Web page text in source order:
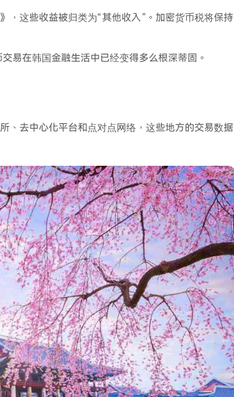
，这些收益被归类为“其他收入”。加密货币税将保持
易在韩国金融生活中已经变得多么根深蒂固。
去中心化平台和点对点网络，这些地方的交易数据